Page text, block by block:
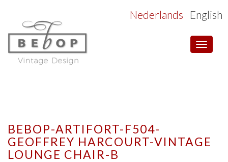
Toggle
Nederlands English
BEBOP-ARTIFORT-F504-
GEOFFREY HARCOURT-VINTAGE
LOUNGE CHAIR-B